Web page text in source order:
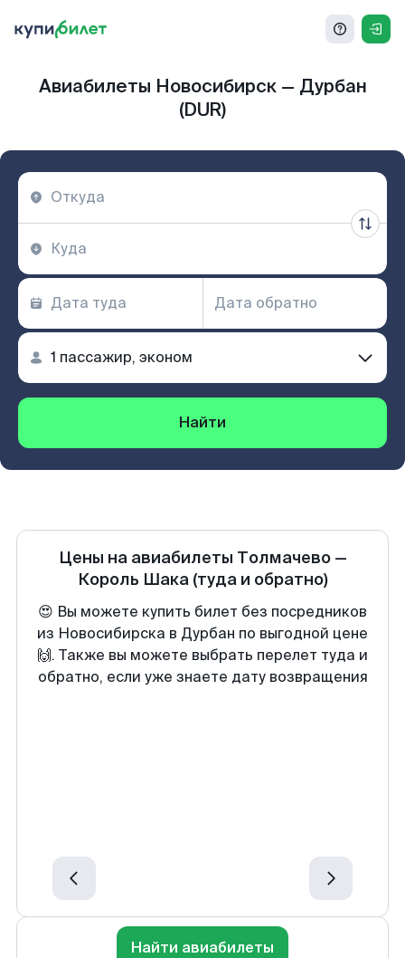
Авиабилеты Новосибирск — Дурбан
(DUR)
Найти
Цены на авиабилеты Толмачево—
Король Шака (туда и обратно)
😍 Вы можете купить билет без посредников
из Новосибирска в Дурбан по выгодной цене
🙌. Также вы можете выбрать перелет туда и
обратно, если уже знаете дату возвращения
Найти авиабилеты